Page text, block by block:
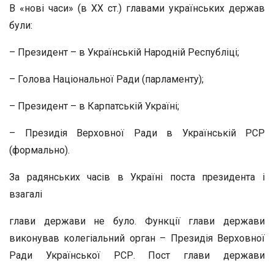
В «нові часи» (в ХХ ст.) главами українських держав
були:
– Президент – в Українській Народній Республіці;
– Голова Національної Ради (парламенту);
– Президент – в Карпатській Україні;
– Президія Верховної Ради в Українській РСР
(формально).
За радянських часів в Україні поста президента і
взагалі
глави держави не було. Функції глави держави
виконував колегіальний орган – Президія Верховної
Ради Української РСР. Пост глави держави